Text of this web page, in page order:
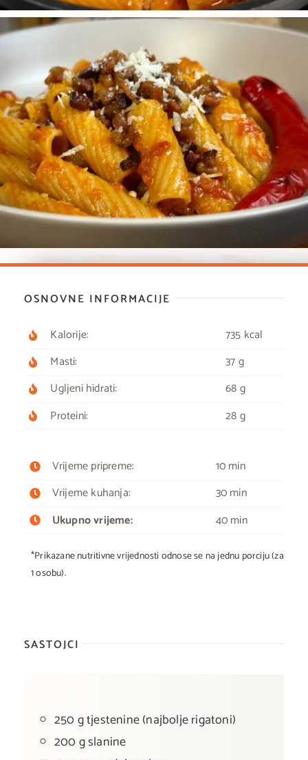
OSNOVNE INFORMACIJE
Kalorije:
Masti:
Ugljeni hidrati:
Proteini:
735 kcal
37 g
68 g
28 g
Vrijeme pripreme:
Vrijeme kuhanja:
Ukupno vrijeme:
10 min
30 min
40 min
*Prikazane nutritivne vrijednosti odnose se na jednu porciju (za
1 osobu).
SASTOJCI
250 g tjestenine (najbolje rigatoni)
200 g slanine